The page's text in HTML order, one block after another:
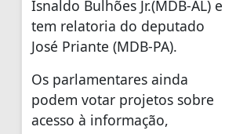
Isnaldo Bulhões Jr.(MDB-AL) e
tem relatoria do deputado
José Priante (MDB-PA).
Os parlamentares ainda
podem votar projetos sobre
acesso à informação,